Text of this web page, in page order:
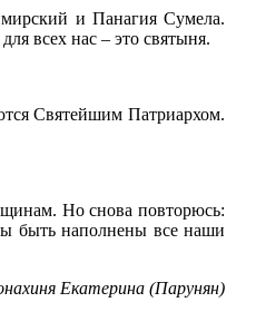
и Панагия Сумела.
всех нас – это святыня.
Святейшим Патриархом.
Но снова повторюсь:
быть наполнены все наши
Екатерина (Парунян)